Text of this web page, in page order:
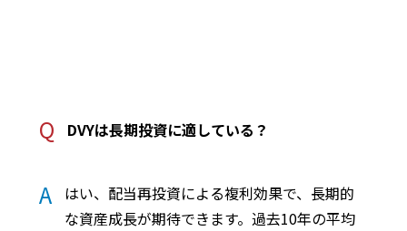
Q DVYは長期投資に適している？
A
はい、配当再投資による複利効果で、長期的
な資産成長が期待できます。過去10年の平均